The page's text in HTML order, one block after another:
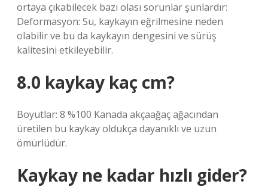
ortaya çıkabilecek bazı olası sorunlar şunlardır:
Deformasyon: Su, kaykayın eğrilmesine neden
olabilir ve bu da kaykayın dengesini ve sürüş
kalitesini etkileyebilir.
8.0 kaykay kaç cm?
Boyutlar: 8 %100 Kanada akçaağaç ağacından
üretilen bu kaykay oldukça dayanıklı ve uzun
ömürlüdür.
Kaykay ne kadar hızlı gider?